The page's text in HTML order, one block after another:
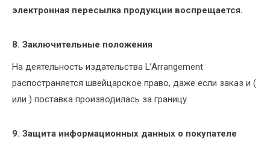
электронная пересылка продукции воспрещается.
8. Заключительные положения
На деятельность издательства L’Arrangement
распостраняется швейцарское право, даже если заказ и (
или ) поставка производилась за границу.
9. Защита информационных данных о покупателе